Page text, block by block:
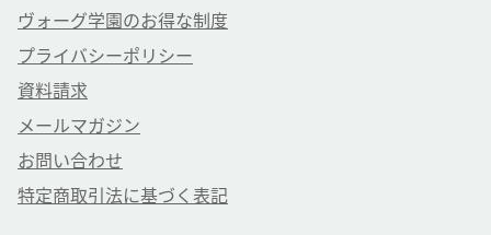
ヴォーグ学園のお得な制度
プライバシーポリシー
資料請求
メールマガジン
お問い合わせ
特定商取引法に基づく表記